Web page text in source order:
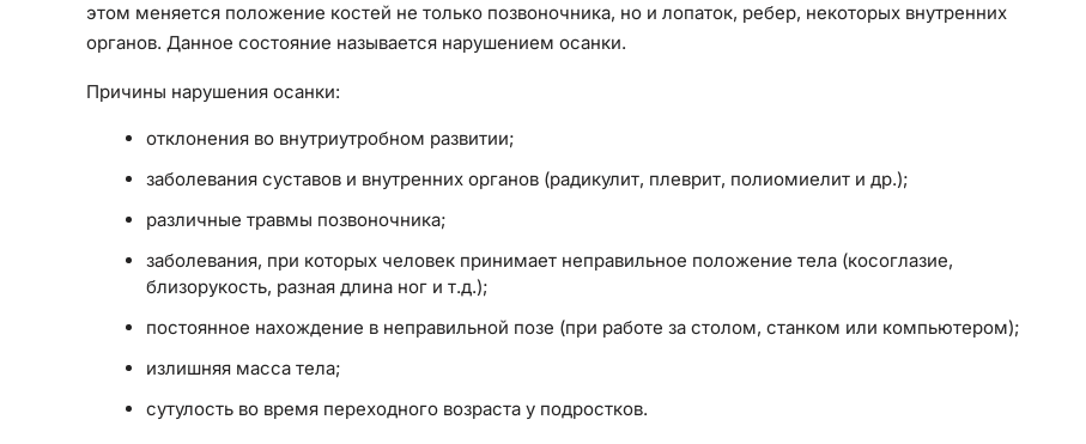
этом меняется положение костей не только позвоночника, но и лопаток, ребер, некоторых внутренних
органов. Данное состояние называется нарушением осанки.
Причины нарушения осанки:
отклонения во внутриутробном развитии;
заболевания суставов и внутренних органов (радикулит, плеврит, полиомиелит и др.);
различные травмы позвоночника;
заболевания, при которых человек принимает неправильное положение тела (косоглазие,
близорукость, разная длина ног и т.д.);
постоянное нахождение в неправильной позе (при работе за столом, станком или компьютером);
излишняя масса тела;
сутулость во время переходного возраста у подростков.